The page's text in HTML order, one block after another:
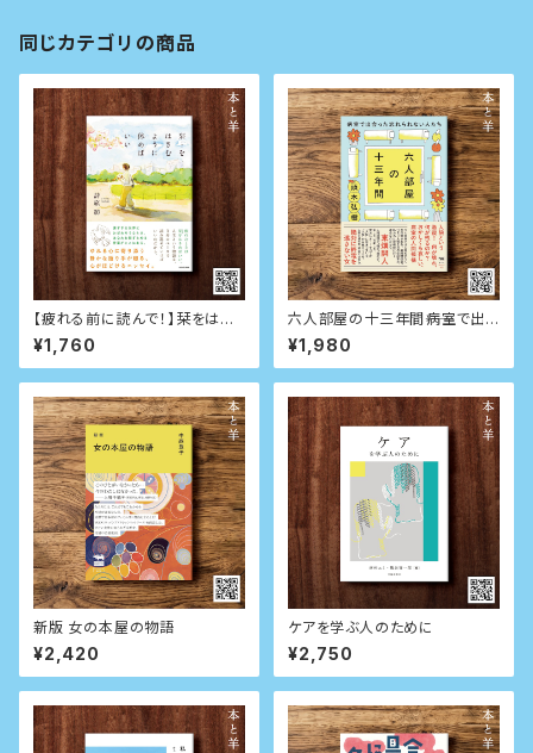
同じカテゴリの商品
【疲れる前に読んで！】栞をはさ
むように休めばいい
¥1,760
六人部屋の十三年間――病室で出
会った忘れられない人たち
¥1,980
新版 女の本屋の物語
¥2,420
ケアを学ぶ人のために
¥2,750